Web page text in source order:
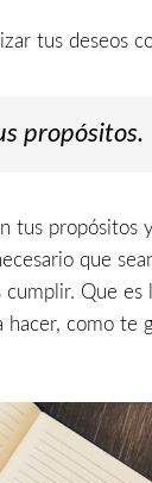
tus deseos
propósitos.
tus propósitos
que
cumplir. Que es
hacer, como te